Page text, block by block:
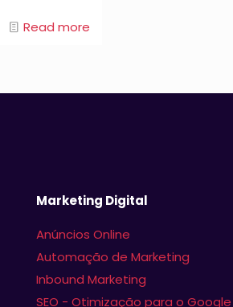
Read more
Marketing Digital
Anúncios Online
Automação de Marketing
Inbound Marketing
SEO - Otimização para o Google